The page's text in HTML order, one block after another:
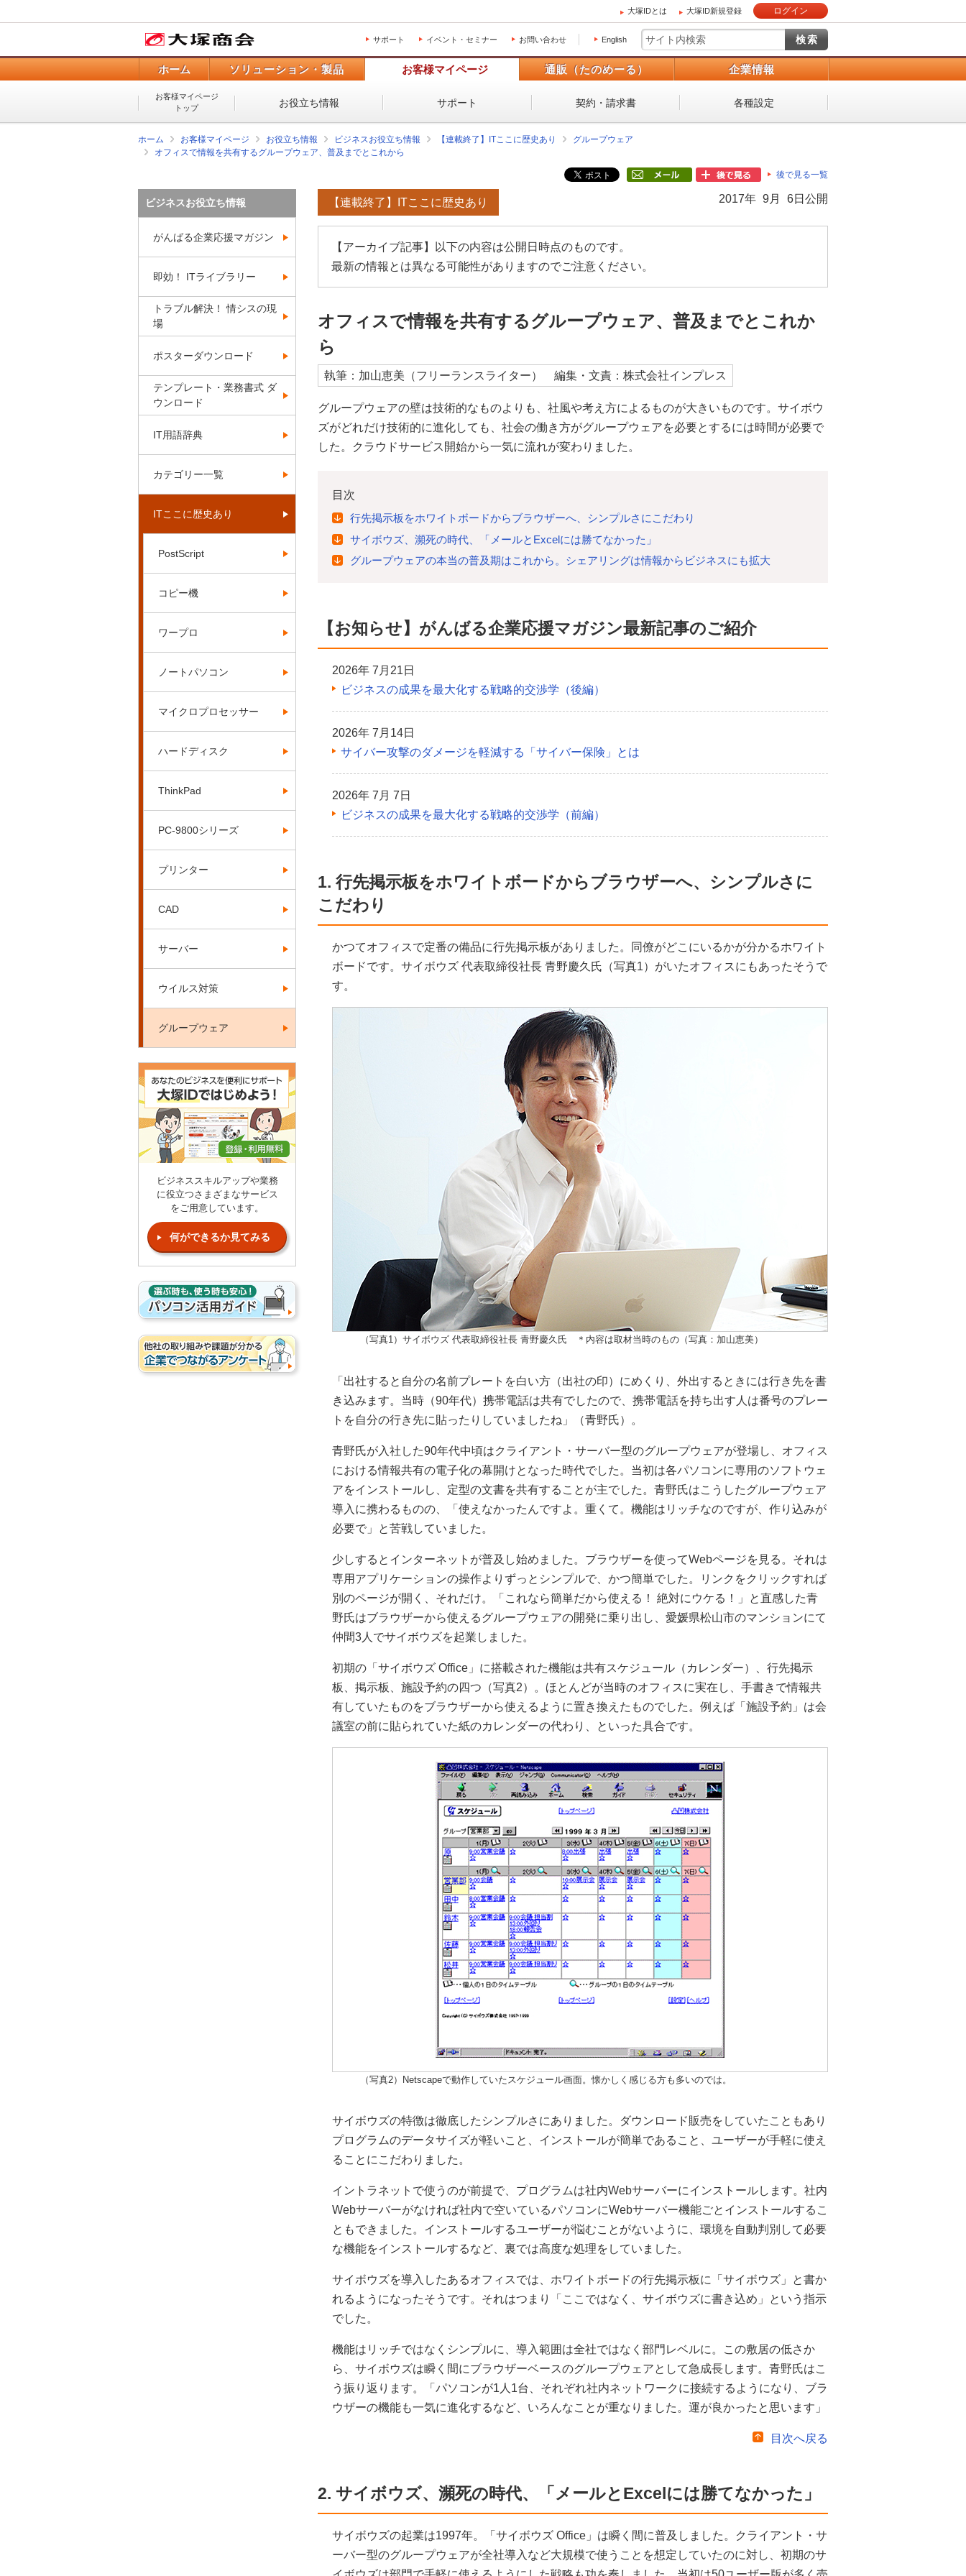
大塚IDとは 大塚ID新規登録 ログイン
サポート イベント・セミナー お問い合わせ English
ホーム ソリューション・製品 お客様マイページ 通販（たのめーる） 企業情報
お客様マイページ
トップ
お役立ち情報 サポート 契約・請求書 各種設定
ホーム お客様マイページ お役立ち情報 ビジネスお役立ち情報 【連載終了】ITここに歴史あり
グループウェア
オフィスで情報を共有するグループウェア、普及までとこれから
後で見る一覧
2017年 9月 6日公開
【連載終了】ITここに歴史あり
【アーカイブ記事】以下の内容は公開日時点のものです。
最新の情報とは異なる可能性がありますのでご注意ください。
オフィスで情報を共有するグループウェア、普及までとこれか
ら
執筆：加山恵美（フリーランスライター） 編集・文責：株式会社インプレス
グループウェアの壁は技術的なものよりも、社風や考え方によるものが大きいものです。サイボウ
ズがどれだけ技術的に進化しても、社会の働き方がグループウェアを必要とするには時間が必要で
した。クラウドサービス開始から一気に流れが変わりました。
目次
行先掲示板をホワイトボードからブラウザーへ、シンプルさにこだわり
サイボウズ、瀕死の時代、「メールとExcelには勝てなかった」
グループウェアの本当の普及期はこれから。シェアリングは情報からビジネスにも拡大
【お知らせ】がんばる企業応援マガジン最新記事のご紹介
2026年 7月21日
ビジネスの成果を最大化する戦略的交渉学（後編）
2026年 7月14日
サイバー攻撃のダメージを軽減する「サイバー保険」とは
2026年 7月 7日
ビジネスの成果を最大化する戦略的交渉学（前編）
1. 行先掲示板をホワイトボードからブラウザーへ、シンプルさに
こだわり
かつてオフィスで定番の備品に行先掲示板がありました。同僚がどこにいるかが分かるホワイト
ボードです。サイボウズ 代表取締役社長 青野慶久氏（写真1）がいたオフィスにもあったそうで
す。
（写真1）サイボウズ 代表取締役社長 青野慶久氏 ＊内容は取材当時のもの（写真：加山恵美）
「出社すると自分の名前プレートを白い方（出社の印）にめくり、外出するときには行き先を書
き込みます。当時（90年代）携帯電話は共有でしたので、携帯電話を持ち出す人は番号のプレー
トを自分の行き先に貼ったりしていましたね」（青野氏）。
青野氏が入社した90年代中頃はクライアント・サーバー型のグループウェアが登場し、オフィス
における情報共有の電子化の幕開けとなった時代でした。当初は各パソコンに専用のソフトウェ
アをインストールし、定型の文書を共有することが主でした。青野氏はこうしたグループウェア
導入に携わるものの、「使えなかったんですよ。重くて。機能はリッチなのですが、作り込みが
必要で」と苦戦していました。
少しするとインターネットが普及し始めました。ブラウザーを使ってWebページを見る。それは
専用アプリケーションの操作よりずっとシンプルで、かつ簡単でした。リンクをクリックすれば
別のページが開く、それだけ。「これなら簡単だから使える！ 絶対にウケる！」と直感した青
野氏はブラウザーから使えるグループウェアの開発に乗り出し、愛媛県松山市のマンションにて
仲間3人でサイボウズを起業しました。
初期の「サイボウズ Office」に搭載された機能は共有スケジュール（カレンダー）、行先掲示
板、掲示板、施設予約の四つ（写真2）。ほとんどが当時のオフィスに実在し、手書きで情報共
有していたものをブラウザーから使えるように置き換えたものでした。例えば「施設予約」は会
議室の前に貼られていた紙のカレンダーの代わり、といった具合です。
（写真2）Netscapeで動作していたスケジュール画面。懐かしく感じる方も多いのでは。
サイボウズの特徴は徹底したシンプルさにありました。ダウンロード販売をしていたこともあり
プログラムのデータサイズが軽いこと、インストールが簡単であること、ユーザーが手軽に使え
ることにこだわりました。
イントラネットで使うのが前提で、プログラムは社内Webサーバーにインストールします。社内
Webサーバーがなければ社内で空いているパソコンにWebサーバー機能ごとインストールするこ
ともできました。インストールするユーザーが悩むことがないように、環境を自動判別して必要
な機能をインストールするなど、裏では高度な処理をしていました。
サイボウズを導入したあるオフィスでは、ホワイトボードの行先掲示板に「サイボウズ」と書か
れるようになったそうです。それはつまり「ここではなく、サイボウズに書き込め」という指示
でした。
機能はリッチではなくシンプルに、導入範囲は全社ではなく部門レベルに。この敷居の低さか
ら、サイボウズは瞬く間にブラウザーベースのグループウェアとして急成長します。青野氏はこ
う振り返ります。「パソコンが1人1台、それぞれ社内ネットワークに接続するようになり、ブラ
ウザーの機能も一気に進化するなど、いろんなことが重なりました。運が良かったと思います」
目次へ戻る
2. サイボウズ、瀕死の時代、「メールとExcelには勝てなかった」
サイボウズの起業は1997年。「サイボウズ Office」は瞬く間に普及しました。クライアント・サ
ーバー型のグループウェアが全社導入など大規模で使うことを想定していたのに対し、初期のサ
ビジネスお役立ち情報
がんばる企業応援マガジン
即効！ ITライブラリー
トラブル解決！ 情シスの現
場
ポスターダウンロード
テンプレート・業務書式 ダ
ウンロード
IT用語辞典
カテゴリー一覧
ITここに歴史あり
PostScript
コピー機
ワープロ
ノートパソコン
マイクロプロセッサー
ハードディスク
ThinkPad
PC-9800シリーズ
プリンター
CAD
サーバー
ウイルス対策
グループウェア
ビジネススキルアップや業務
に役立つさまざまなサービス
をご用意しています。
何ができるか見てみる